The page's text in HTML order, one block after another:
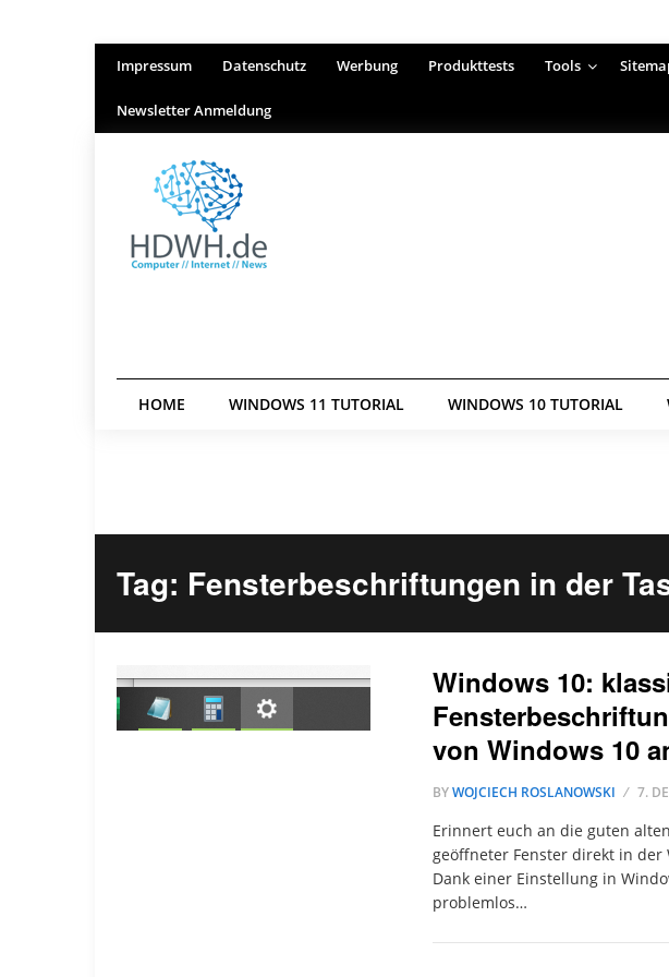
Impressum Datenschutz Werbung Produkttests Tools
Newsletter Anmeldung
HOME WINDOWS 11 TUTORIAL WINDOWS 10 TUTORIAL
Tag: Fensterbeschriftungen in der
Windows 10:
von Windows 10
BYWOJCIECH ROSLANOWSKI 7.
Erinnert euch an die guten
geöffneter Fenster direkt in der
Dank einer Einstellung in
problemlos…